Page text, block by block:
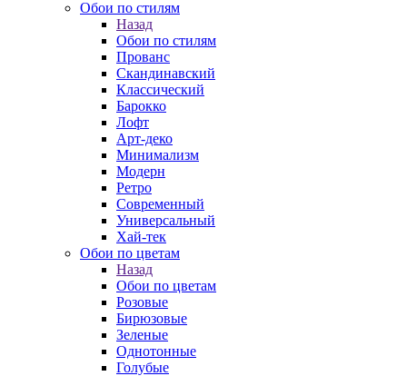
Обои по стилям
Назад
Обои по стилям
Прованс
Скандинавский
Классический
Барокко
Лофт
Арт-деко
Минимализм
Модерн
Ретро
Современный
Универсальный
Хай-тек
Обои по цветам
Назад
Обои по цветам
Розовые
Бирюзовые
Зеленые
Однотонные
Голубые